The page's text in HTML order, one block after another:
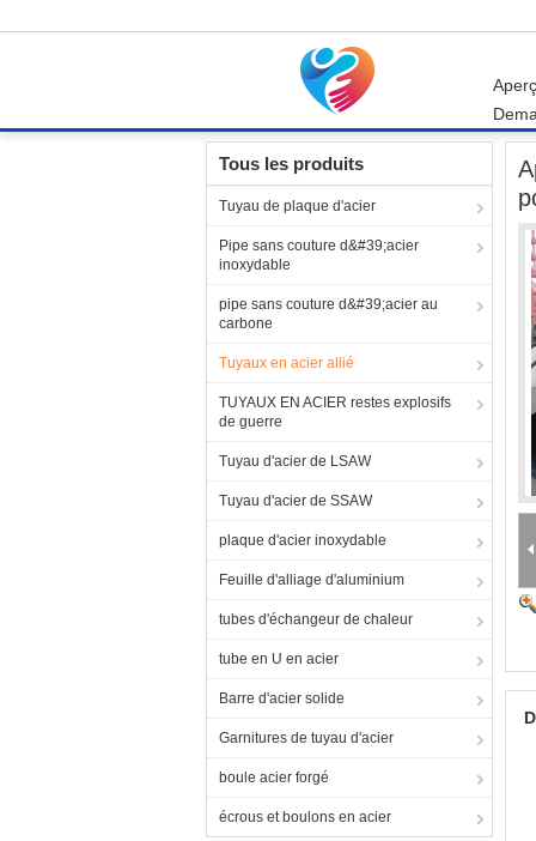
Tous les produits
Tuyau de plaque d'acier
Pipe sans couture d&#39;acier
inoxydable
pipe sans couture d&#39;acier au
carbone
Tuyaux en acier allié
TUYAUX EN ACIER restes explosifs
de guerre
Tuyau d'acier de LSAW
Tuyau d'acier de SSAW
plaque d'acier inoxydable
Feuille d'alliage d'aluminium
tubes d'échangeur de chaleur
tube en U en acier
Barre d'acier solide
Garnitures de tuyau d'acier
boule acier forgé
écrous et boulons en acier